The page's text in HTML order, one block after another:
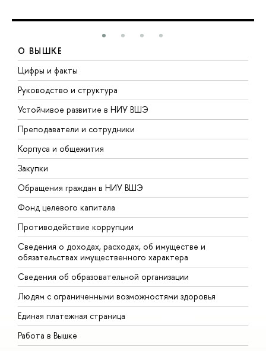
О ВЫШКЕ
Цифры и факты
Руководство и структура
Устойчивое развитие в НИУ ВШЭ
Преподаватели и сотрудники
Корпуса и общежития
Закупки
Обращения граждан в НИУ ВШЭ
Фонд целевого капитала
Противодействие коррупции
Сведения о доходах, расходах, об имуществе и
обязательствах имущественного характера
Сведения об образовательной организации
Людям с ограниченными возможностями здоровья
Единая платежная страница
Работа в Вышке